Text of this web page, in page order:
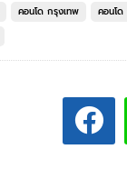
คอนโด กรุงเทพ คอนโด